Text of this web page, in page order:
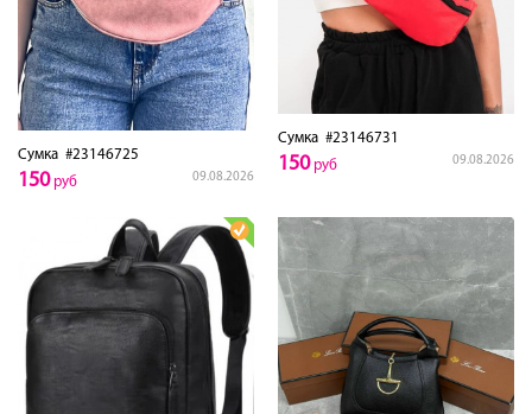
Сумка #23146725
09.08.2026
150руб
Сумка #23146731
09.08.2026
150руб